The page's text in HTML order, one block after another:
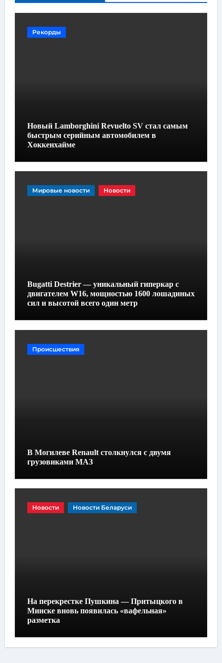
Рекорды
Новый Lamborghini Revuelto SV стал самым
быстрым серийным автомобилем в
Хоккенхайме
Мировые новости Новости
Bugatti Destrier — уникальный гиперкар с
двигателем W16, мощностью 1600 лошадиных
сил и высотой всего один метр
Происшествия
В Могилеве Renault столкнулся с двумя
грузовиками МАЗ
Новости Новости Беларуси
На перекрестке Пушкина — Притыцкого в
Минске вновь появилась «вафельная»
разметка